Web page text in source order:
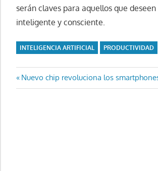
serán claves para aquellos que
inteligente y consciente.
INTELIGENCIA ARTIFICIAL PRODUCTIVIDAD
Navegación
Entrada
anterior:
Nuevo chip revoluciona los